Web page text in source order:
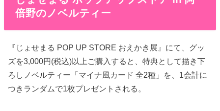
倍野のノベルティー
『じょせまる POP UP STORE おえかき展』にて、グッ
ズを3,000円(税込)以上ご購入すると、特典として描き下
ろしノベルティー「マイナ風カード 全2種」を、1会計に
つきランダムで1枚プレゼントされる。